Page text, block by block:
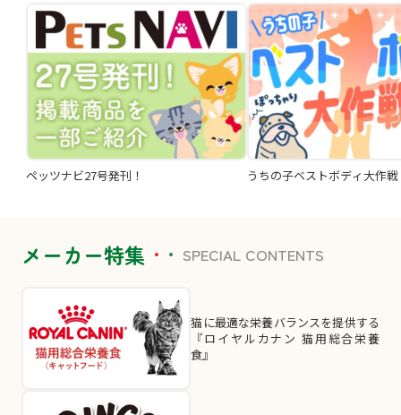
ペッツナビ27号発刊！ うちの子ベストボディ大作戦
メーカー特集 SPECIAL CONTENTS
猫に最適な栄養バランスを提供する
『ロイヤルカナン 猫用総合栄養
食』